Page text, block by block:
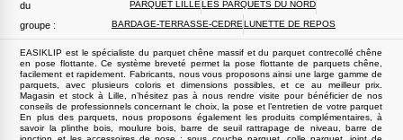
du
groupe :
PARQUET LILLE LES PARQUETS DU NORD
BARDAGE-TERRASSE-CEDRELUNETTE DE REPOS
EASIKLIP est le spécialiste du parquet chêne massif et du parquet contrecollé chêne
en pose flottante. Ce système breveté permet la pose flottante de parquets chêne,
facilement et rapidement. Fabricants, nous vous proposons ainsi une large gamme de
parquets, avec plusieurs coloris et dimensions possibles, et ce au meilleur prix.
Magasin et stock à Lille, n’hésitez pas à nous rendre visite pour bénéficier de nos
conseils de professionnels concernant le choix, la pose et l’entretien de votre parquet
En plus des parquets, nous proposons également les produits complémentaires, à
savoir la plinthe bois, moulure bois, barre de seuil rattrapage de niveau, barre de